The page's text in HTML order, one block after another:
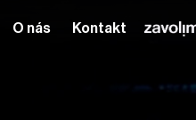
O nás Kontakt